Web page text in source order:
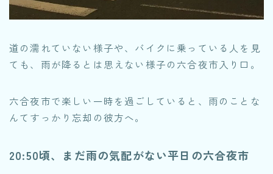
道の濡れていない様子や、バイクに乗っている人を見
ても、雨が降るとは思えない様子の六合夜市入り口。
六合夜市で楽しい一時を過ごしていると、雨のことな
んてすっかり忘却の彼方へ。
20:50頃、まだ雨の気配がない平日の六合夜市